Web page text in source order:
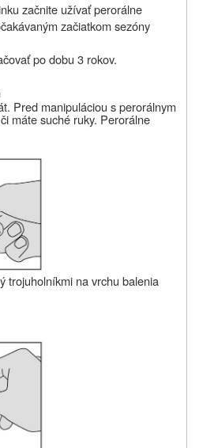
začnite užívať perorálne
začiatkom sezóny
po dobu 3 rokov.
. Pred manipuláciou s perorálnym
máte suché ruky. Perorálne
trojuholníkmi na vrchu balenia